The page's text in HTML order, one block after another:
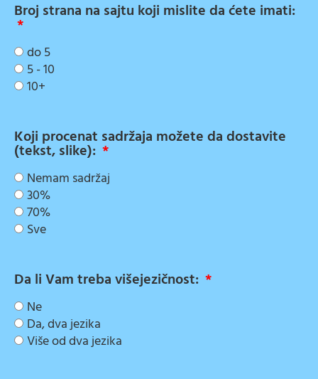
Broj strana na sajtu koji mislite da ćete imati:
do 5
5 - 10
10+
Koji procenat sadržaja možete da dostavite
(tekst, slike):
Nemam sadržaj
30%
70%
Sve
Da li Vam treba višejezičnost:
Ne
Da, dva jezika
Više od dva jezika